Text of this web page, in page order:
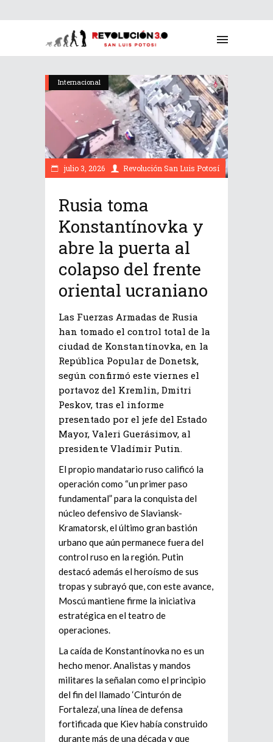
Internacional
julio 3, 2026 Revolución San Luis Potosí
Rusia toma
Konstantínovka y
abre la puerta al
colapso del frente
oriental ucraniano
Las Fuerzas Armadas de Rusia
han tomado el control total de la
ciudad de Konstantínovka, en la
República Popular de Donetsk,
según confirmó este viernes el
portavoz del Kremlin, Dmitri
Peskov, tras el informe
presentado por el jefe del Estado
Mayor, Valeri Guerásimov, al
presidente Vladímir Putin.
El propio mandatario ruso calificó la
operación como “un primer paso
fundamental” para la conquista del
núcleo defensivo de Slaviansk-
Kramatorsk, el último gran bastión
urbano que aún permanece fuera del
control ruso en la región. Putin
destacó además el heroísmo de sus
tropas y subrayó que, con este avance,
Moscú mantiene firme la iniciativa
estratégica en el teatro de
operaciones.
La caída de Konstantínovka no es un
hecho menor. Analistas y mandos
militares la señalan como el principio
del fin del llamado ‘Cinturón de
Fortaleza’, una línea de defensa
fortificada que Kiev había construido
durante más de una década y que